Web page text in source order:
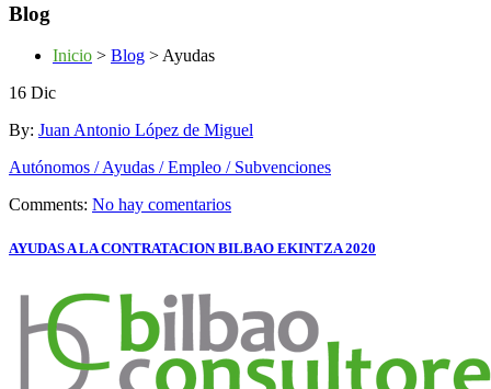
Blog
Inicio > Blog >Ayudas
16 Dic
By: Juan Antonio López de Miguel
Autónomos / Ayudas / Empleo / Subvenciones
Comments: No hay comentarios
AYUDAS A LA CONTRATACION BILBAO EKINTZA 2020